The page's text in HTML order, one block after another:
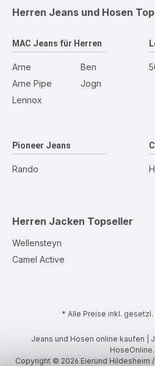
Herren Jeans und Hosen
MAC Jeans für Herren
Arne
Arne Pipe
Lennox
Ben
Jogn
Pioneer Jeans
Rando
Herren Jacken Topseller
Wellensteyn
Camel Active
* Alle Preise inkl.
Jeans und Hosen online kaufen |
Copyright © 2026 Eierund Hildesheim